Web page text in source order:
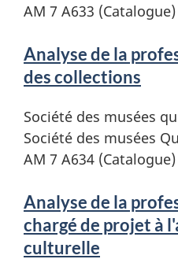
AM 7 A633 (Catalogue)
Analyse de la
des collections
Société des musées
Société des musées
AM 7 A634 (Catalogue)
Analyse de la
chargé de projet à
culturelle